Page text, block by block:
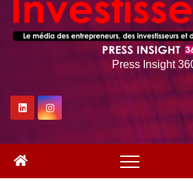
Press Insight